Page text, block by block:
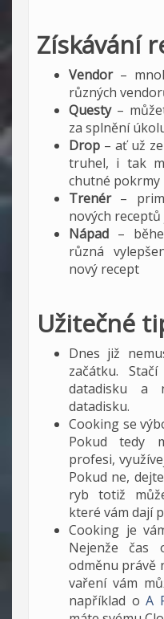
Získávání
Vendor –
různých
Questy –
za splnění
Drop – ať už
truhel, i tak
chutné pokrmy
Trenér –
nových
Nápad –
různá
nový recept
Užitečné
Dnes již
začátku.
datadisku a
datadisku.
Cooking se
Pokud tedy
profesi,
Pokud ne,
ryb totiž
které vám dají
Cooking je
Nejenže čas
odměnu právě
vaření vám
například oA